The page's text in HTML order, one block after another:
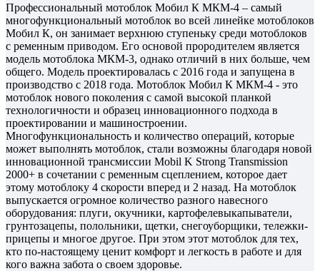
Профессиональный мотоблок Мобил К МКМ-4 – самый
многофункциональный мотоблок во всей линейке мотоблоков
Мобил К, он занимает верхнюю ступеньку среди мотоблоков
с ременным приводом. Его основой прородителем является
модель мотоблока МКМ-3, однако отличий в них больше, чем
общего. Модель проектировалась с 2016 года и запущена в
производство с 2018 года. Мотоблок Мобил К МКМ-4 - это
мотоблок нового поколения с самой высокой планкой
технологичности и образец инновационного подхода в
проектировании и машиностроении.
Многофункциональность и количество операций, которые
может выполнять мотоблок, стали возможны благодаря новой
инновационной трансмиссии Mobil K Strong Transmission
2000+ в сочетании с ременным сцеплением, которое дает
этому мотоблоку 4 скорости вперед и 2 назад. На мотоблок
выпускается огромное количество разного навесного
оборудования: плуги, окучники, картофелевыкапыватели,
грунтозацепы, полольники, щетки, снегоуборщики, тележки-
прицепы и многое другое. При этом этот мотоблок для тех,
кто по-настоящему ценит комфорт и легкость в работе и для
кого важна забота о своем здоровье.